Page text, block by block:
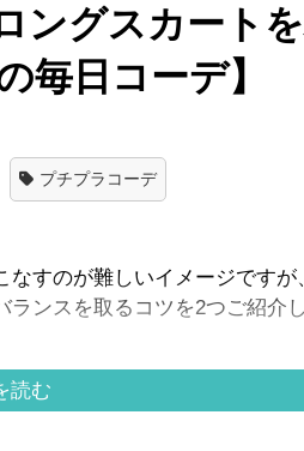
ングスカート
毎日コーデ】
プチプラコーデ
すのが難しいイメージです
ンスを取るコツを2つご紹介し
りメリハリをつけることが
読む